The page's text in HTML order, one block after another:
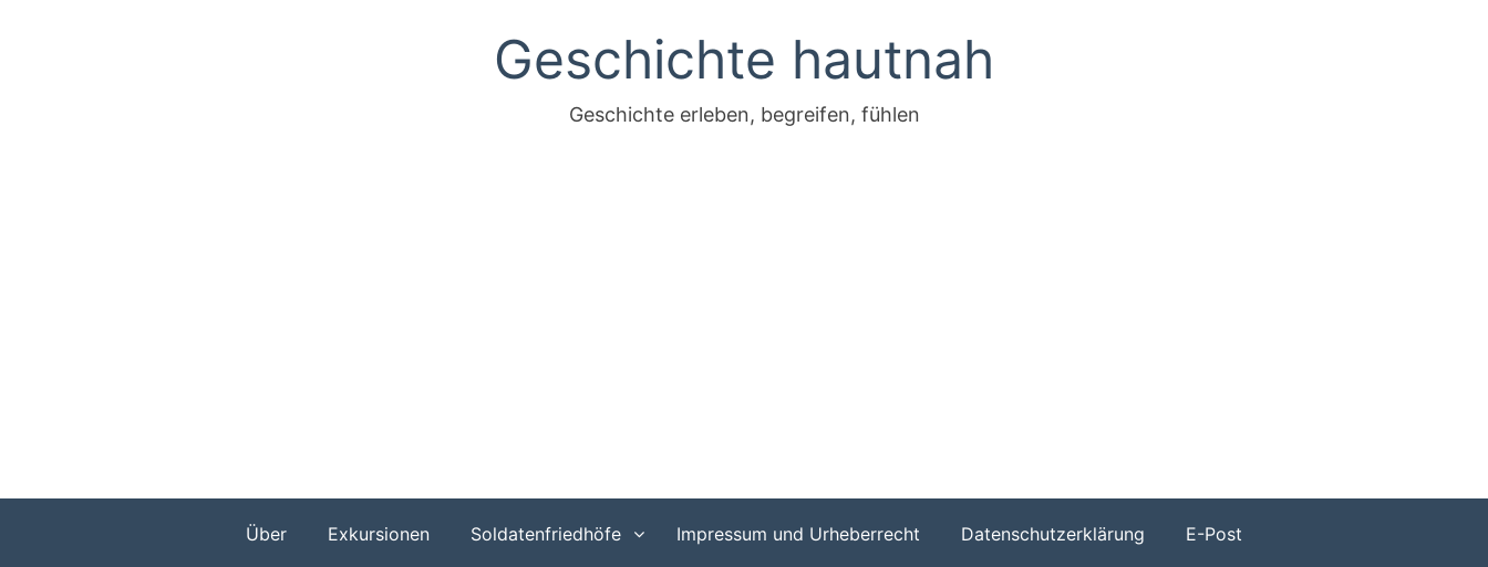
Geschichte hautnah
Geschichte erleben, begreifen, fühlen
Über Exkursionen Soldatenfriedhöfe Impressum und Urheberrecht Datenschutzerklärung E-Post